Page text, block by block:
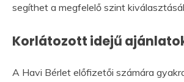
segíthet a megfelelő szint
Korlátozott idejű
A Havi Bérlet előfizetői számára